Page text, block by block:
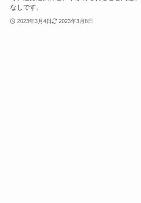
なしです。
2023年3月4日 2023年3月8日